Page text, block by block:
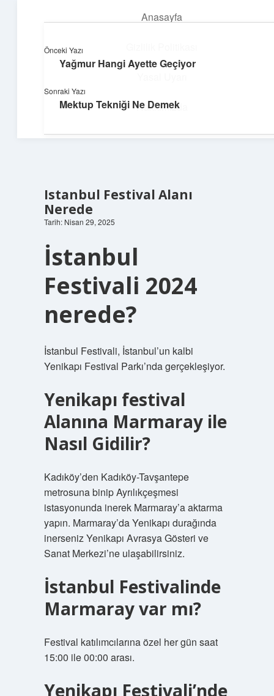
Anasayfa
Hakkımızda
Parlak Fikir Dünyası
Işıltılı önerilerle hayatını canlandır!
Istanbul Festival Alanı
Nerede
Tarih: Nisan 29, 2025
İstanbul
Festivali 2024
nerede?
İstanbul Festivali, İstanbul’un kalbi
Yenikapı Festival Parkı’nda gerçekleşiyor.
Yenikapı festival
Alanına Marmaray ile
Nasıl Gidilir?
Kadıköy’den Kadıköy-Tavşantepe
metrosuna binip Ayrılıkçeşmesi
istasyonunda inerek Marmaray’a aktarma
yapın. Marmaray’da Yenikapı durağında
inerseniz Yenikapı Avrasya Gösteri ve
Sanat Merkezi’ne ulaşabilirsiniz.
İstanbul Festivalinde
Marmaray var mı?
Festival katılımcılarına özel her gün saat
15:00 ile 00:00 arası.
Yenikapı Festivali’nde
Önceki Yazı
Yağmur Hangi Ayette Geçiyor
Sonraki Yazı
Mektup Tekniği Ne Demek